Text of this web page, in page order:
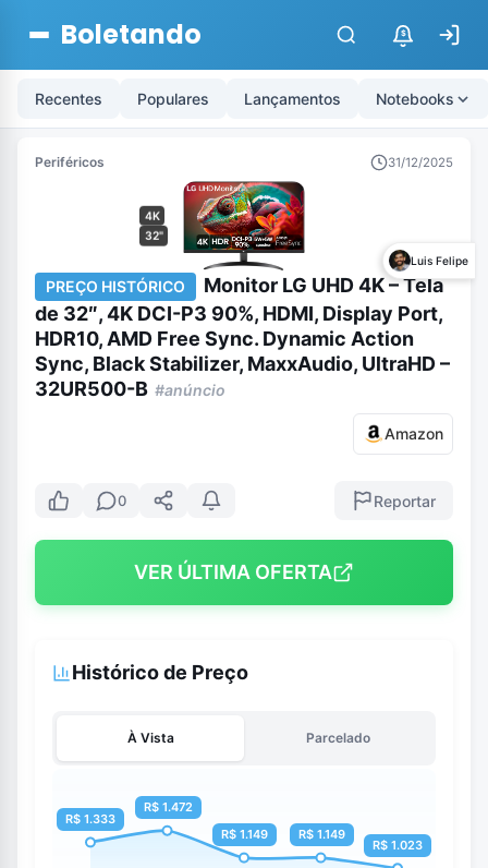
Boletando $
Recentes Populares Lançamentos Notebooks
Periféricos 31/12/2025
4K
32"
Luis Felipe
PREÇO HISTÓRICO
Monitor LG UHD 4K – Tela
de 32″, 4K DCI-P3 90%, HDMI, Display Port,
HDR10, AMD Free Sync. Dynamic Action
Sync, Black Stabilizer, MaxxAudio, UltraHD –
32UR500-B #anúncio
Amazon
0 Reportar
VER ÚLTIMA OFERTA
Histórico de Preço
À Vista Parcelado